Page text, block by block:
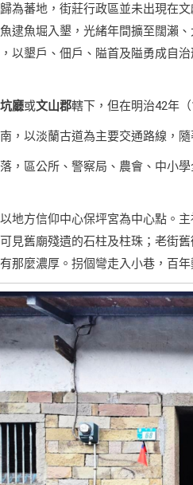
為蕃地，街莊行政區並未出現在
逮魚堀入墾，光緒年間擴至闊瀨
以墾戶、佃戶、隘首及隘勇成自
廳或文山郡轄下，但在明治42年
，以淡蘭古道為主要交通路線，
，區公所、警察局、農會、中小
地方信仰中心保坪宮為中心點。
見舊廟殘遺的石柱及柱珠；老街
那麼濃厚。拐個彎走入小巷，百